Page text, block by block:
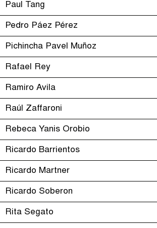
Paul Tang
Pedro Páez Pérez
Pichincha Pavel Muñoz
Rafael Rey
Ramiro Avila
Raúl Zaffaroni
Rebeca Yanis Orobio
Ricardo Barrientos
Ricardo Martner
Ricardo Soberon
Rita Segato